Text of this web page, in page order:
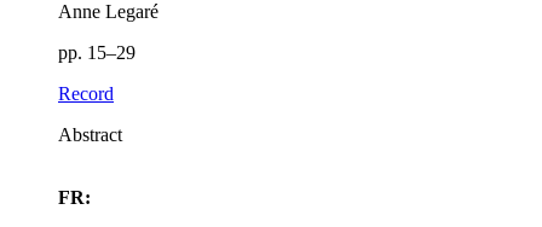
Anne Legaré
pp. 15–29
Record
Abstract
FR: